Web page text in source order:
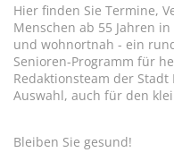
Hier finden Sie Termine,
Menschen ab 55 Jahren
und wohnortnah - ein
Senioren-Programm für
Redaktionsteam der
Auswahl, auch für den
Bleiben Sie gesund!